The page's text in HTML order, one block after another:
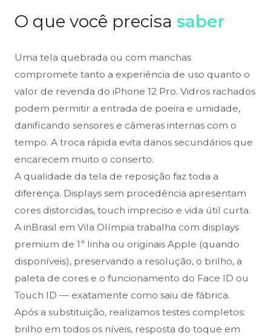
O que você precisa saber
Uma tela quebrada ou com manchas
compromete tanto a experiência de uso quanto o
valor de revenda do iPhone 12 Pro. Vidros rachados
podem permitir a entrada de poeira e umidade,
danificando sensores e câmeras internas com o
tempo. A troca rápida evita danos secundários que
encarecem muito o conserto.
A qualidade da tela de reposição faz toda a
diferença. Displays sem procedência apresentam
cores distorcidas, touch impreciso e vida útil curta.
A inBrasil em Vila Olímpia trabalha com displays
premium de 1ª linha ou originais Apple (quando
disponíveis), preservando a resolução, o brilho, a
paleta de cores e o funcionamento do Face ID ou
Touch ID — exatamente como saiu de fábrica.
Após a substituição, realizamos testes completos:
brilho em todos os níveis, resposta do toque em